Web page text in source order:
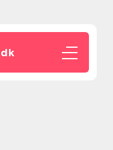
dk